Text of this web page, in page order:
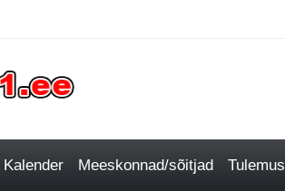
Kalender Meeskonnad/sõitjad